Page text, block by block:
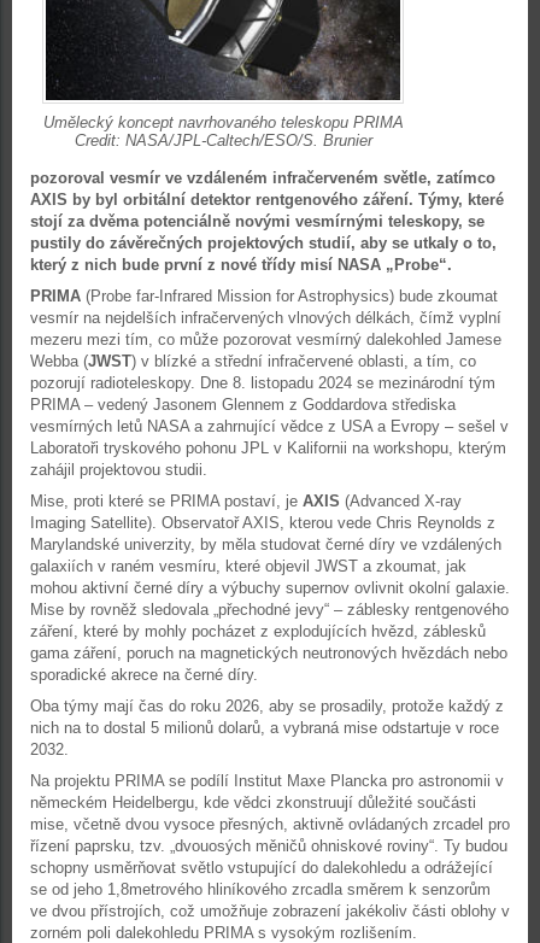
Umělecký koncept navrhovaného teleskopu PRIMA
Credit: NASA/JPL-Caltech/ESO/S. Brunier
pozoroval vesmír ve vzdáleném infračerveném světle, zatímco
AXIS by byl orbitální detektor rentgenového záření. Týmy, které
stojí za dvěma potenciálně novými vesmírnými teleskopy, se
pustily do závěrečných projektových studií, aby se utkaly o to,
který z nich bude první z nové třídy misí NASA „Probe“.
PRIMA (Probe far-Infrared Mission for Astrophysics) bude zkoumat
vesmír na nejdelších infračervených vlnových délkách, čímž vyplní
mezeru mezi tím, co může pozorovat vesmírný dalekohled Jamese
Webba (JWST) v blízké a střední infračervené oblasti, a tím, co
pozorují radioteleskopy. Dne 8. listopadu 2024 se mezinárodní tým
PRIMA – vedený Jasonem Glennem z Goddardova střediska
vesmírných letů NASA a zahrnující vědce z USA a Evropy – sešel v
Laboratoři tryskového pohonu JPL v Kalifornii na workshopu, kterým
zahájil projektovou studii.
Mise, proti které se PRIMA postaví, je AXIS (Advanced X-ray
Imaging Satellite). Observatoř AXIS, kterou vede Chris Reynolds z
Marylandské univerzity, by měla studovat černé díry ve vzdálených
galaxiích v raném vesmíru, které objevil JWST a zkoumat, jak
mohou aktivní černé díry a výbuchy supernov ovlivnit okolní galaxie.
Mise by rovněž sledovala „přechodné jevy“ – záblesky rentgenového
záření, které by mohly pocházet z explodujících hvězd, záblesků
gama záření, poruch na magnetických neutronových hvězdách nebo
sporadické akrece na černé díry.
Oba týmy mají čas do roku 2026, aby se prosadily, protože každý z
nich na to dostal 5 milionů dolarů, a vybraná mise odstartuje v roce
2032.
Na projektu PRIMA se podílí Institut Maxe Plancka pro astronomii v
německém Heidelbergu, kde vědci zkonstruují důležité součásti
mise, včetně dvou vysoce přesných, aktivně ovládaných zrcadel pro
řízení paprsku, tzv. „dvouosých měničů ohniskové roviny“. Ty budou
schopny usměrňovat světlo vstupující do dalekohledu a odrážející
se od jeho 1,8metrového hliníkového zrcadla směrem k senzorům
ve dvou přístrojích, což umožňuje zobrazení jakékoliv části oblohy v
zorném poli dalekohledu PRIMA s vysokým rozlišením.